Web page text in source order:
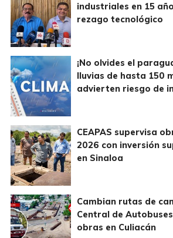
industriales en 15
rezago tecnológico
¡No olvides el
lluvias de hasta 150
advierten riesgo de
CEAPAS supervisa
2026 con inversión
en Sinaloa
Cambian rutas de
Central de
obras en Culiacán